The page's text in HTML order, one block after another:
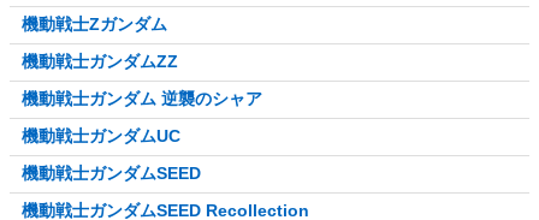
機動戦士Zガンダム
機動戦士ガンダムZZ
機動戦士ガンダム 逆襲のシャア
機動戦士ガンダムUC
機動戦士ガンダムSEED
機動戦士ガンダムSEED Recollection